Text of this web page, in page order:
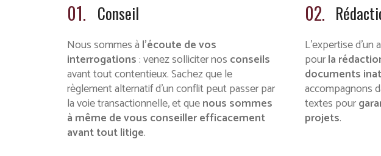
01. Conseil
Nous sommes à l’écoute de vos
interrogations : venez solliciter nos conseils
avant tout contentieux. Sachez que le
règlement alternatif d’un conflit peut passer par
la voie transactionnelle, et quenous sommes
à même de vous conseiller efficacement
avant tout litige.
02.
L’expertise
pourla
documents
accompagnons
textes pour
projets.